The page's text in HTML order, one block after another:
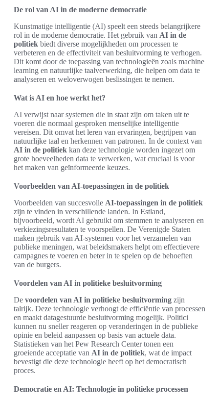
De rol van AI in de moderne democratie
Kunstmatige intelligentie (AI) speelt een steeds belangrijkere
rol in de moderne democratie. Het gebruik van AI in de
politiek biedt diverse mogelijkheden om processen te
verbeteren en de effectiviteit van besluitvorming te verhogen.
Dit komt door de toepassing van technologieën zoals machine
learning en natuurlijke taalverwerking, die helpen om data te
analyseren en weloverwogen beslissingen te nemen.
Wat is AI en hoe werkt het?
AI verwijst naar systemen die in staat zijn om taken uit te
voeren die normaal gesproken menselijke intelligentie
vereisen. Dit omvat het leren van ervaringen, begrijpen van
natuurlijke taal en herkennen van patronen. In de context van
AI in de politiek kan deze technologie worden ingezet om
grote hoeveelheden data te verwerken, wat cruciaal is voor
het maken van geïnformeerde keuzes.
Voorbeelden van AI-toepassingen in de politiek
Voorbeelden van succesvolle AI-toepassingen in de politiek
zijn te vinden in verschillende landen. In Estland,
bijvoorbeeld, wordt AI gebruikt om stemmen te analyseren en
verkiezingsresultaten te voorspellen. De Verenigde Staten
maken gebruik van AI-systemen voor het verzamelen van
publieke meningen, wat beleidsmakers helpt om effectievere
campagnes te voeren en beter in te spelen op de behoeften
van de burgers.
Voordelen van AI in politieke besluitvorming
De voordelen van AI in politieke besluitvorming zijn
talrijk. Deze technologie verhoogt de efficiëntie van processen
en maakt datagestuurde besluitvorming mogelijk. Politici
kunnen nu sneller reageren op veranderingen in de publieke
opinie en beleid aanpassen op basis van actuele data.
Statistieken van het Pew Research Center tonen een
groeiende acceptatie van AI in de politiek, wat de impact
bevestigt die deze technologie heeft op het democratisch
proces.
Democratie en AI: Technologie in politieke processen